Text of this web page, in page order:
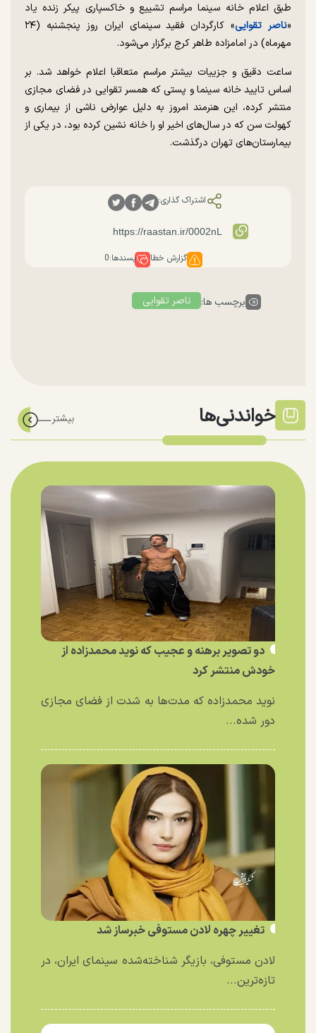
طبق اعلام خانه سینما مراسم تشییع و خاکسپاری پیکر زنده یاد
«ناصر تقوایی
» کارگردان فقید سینمای ایران روز پنجشنبه (۲۴
مهرماه) در امامزاده طاهر کرج برگزار می‌شود.
ساعت دقیق و جزییات بیشتر مراسم متعاقبا اعلام خواهد شد. بر
اساس تایید خانه سینما و پستی که همسر تقوایی در فضای مجازی
منتشر کرده، این هنرمند امروز به دلیل عوارض ناشی از بیماری و
کهولت سن که در سال‌های اخیر او را خانه نشین کرده بود، در یکی از
بیمارستان‌های تهران درگذشت.
اشتراک گذاری:
گزارش خطا پسندها:0
برچسب ها: ناصر تقوایی
خواندنی‌ها
دو تصویر برهنه و عجیب که نوید محمدزاده از
خودش منتشر کرد
نوید محمدزاده که مدت‌ها به شدت از فضای مجازی
دور شده...
تغییر چهره لادن مستوفی خبرساز شد
لادن مستوفی، بازیگر شناخته‌شده سینمای ایران، در
تازه‌ترین...